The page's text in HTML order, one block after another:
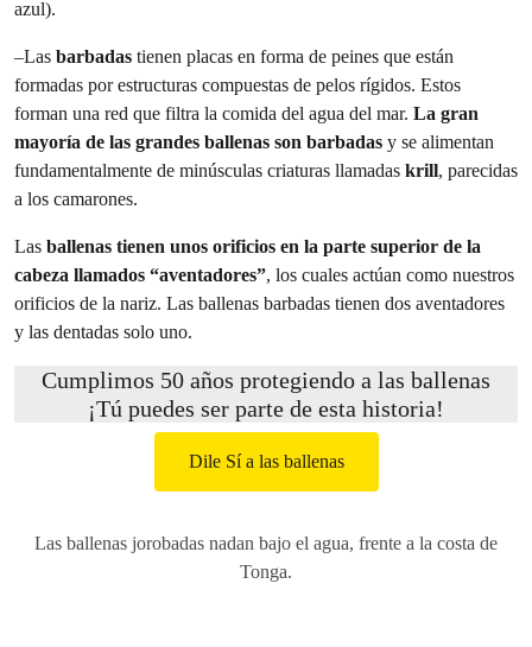
azul).
–Las barbadas tienen placas en forma de peines que están
formadas por estructuras compuestas de pelos rígidos. Estos
forman una red que filtra la comida del agua del mar. La gran
mayoría de las grandes ballenas son barbadas y se alimentan
fundamentalmente de minúsculas criaturas llamadas krill, parecidas
a los camarones.
Las ballenas tienen unos orificios en la parte superior de la
cabeza llamados “aventadores”, los cuales actúan como nuestros
orificios de la nariz. Las ballenas barbadas tienen dos aventadores
y las dentadas solo uno.
Cumplimos 50 años protegiendo a las ballenas
¡Tú puedes ser parte de esta historia!
Dile Sí a las ballenas
Las ballenas jorobadas nadan bajo el agua, frente a la costa de
Tonga.